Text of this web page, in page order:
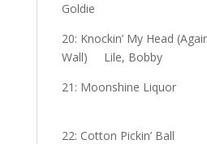
Goldie
20: Knockin’ My Head
Wall) Lile, Bobby
21: Moonshine Liquor
Pullen,
22: Cotton Pickin’ Ball